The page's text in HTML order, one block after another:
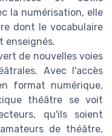
la numérisation, elle
dont le vocabulaire
enseignés.
de nouvelles voies
Avec l'accès
format numérique,
théâtre se voit
qu'ils soient
de théâtre,